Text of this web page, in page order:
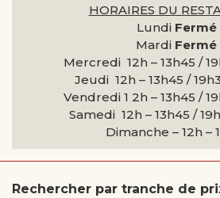
HORAIRES DU
Lundi Fermé
Mardi Fermé
Mercredi 12h – 13h45 /
Jeudi 12h – 13h45 /
Vendredi 1 2h – 13h45 /
Samedi 12h – 13h45 /
Dimanche – 12h –
Rechercher par tranche de